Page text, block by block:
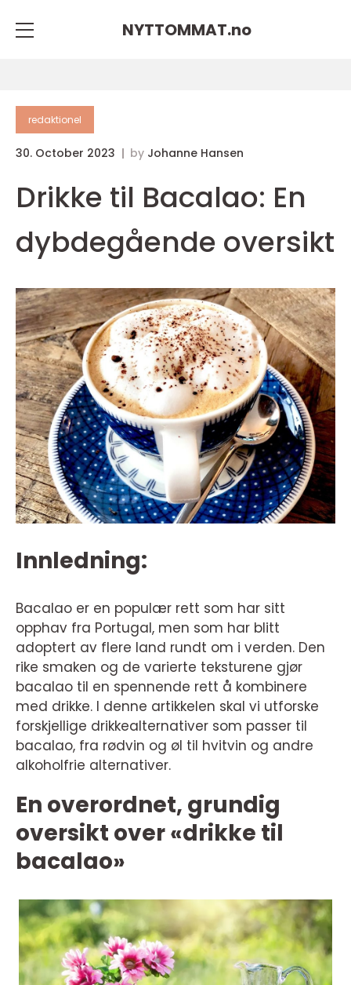
NYTTOMMAT.no
redaktionel
30. October 2023 by Johanne Hansen
Drikke til Bacalao: En
dybdegående oversikt
Innledning:
Bacalao er en populær rett som har sitt
opphav fra Portugal, men som har blitt
adoptert av flere land rundt om i verden. Den
rike smaken og de varierte teksturene gjør
bacalao til en spennende rett å kombinere
med drikke. I denne artikkelen skal vi utforske
forskjellige drikkealternativer som passer til
bacalao, fra rødvin og øl til hvitvin og andre
alkoholfrie alternativer.
En overordnet, grundig
oversikt over «drikke til
bacalao»